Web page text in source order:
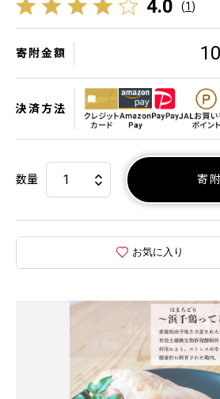
4.0 (1)
寄附金額
決済方法
数量 寄
お気に入り